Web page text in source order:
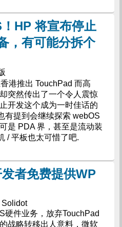
HP 将宣布停止
，有可能分拆个
港推出 TouchPad 而高
突然传出了一个令人震惊
开发这个成为一时佳话的
有提到会继续探索 webOS
是 PDA 界，甚至是流动装
/ 平板也太可惜了吧.
者免费提供WP
Solidot
硬件业务，放弃TouchPad
战略转移出人意料，微软